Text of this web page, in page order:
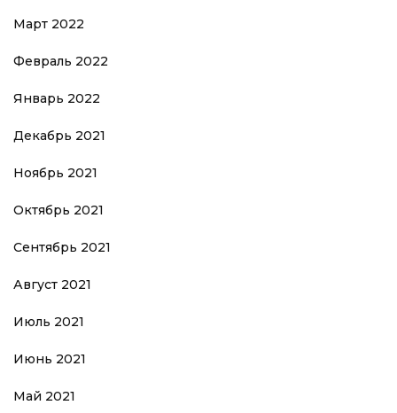
Март 2022
Февраль 2022
Январь 2022
Декабрь 2021
Ноябрь 2021
Октябрь 2021
Сентябрь 2021
Август 2021
Июль 2021
Июнь 2021
Май 2021